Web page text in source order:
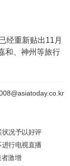
经重新贴出11月
和、神州等旅行
况予以好评
行电视直播
激增